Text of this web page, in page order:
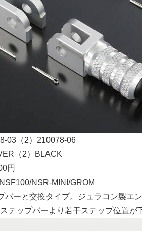
03（2）210078-06
（2）BLACK
円
NSR-MINI/GROM
バーと交換タイプ。ジュラコン製エ
テップバーより若干ステップ位置が